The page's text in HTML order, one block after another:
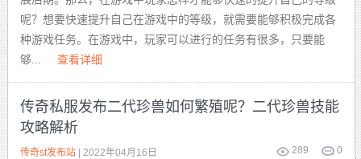
呢？想要快速提升自己在游戏中的等级，就需要能够积极完成各
种游戏任务。在游戏中，玩家可以进行的任务有很多，只要能
够...
查看详细
传奇私服发布二代珍兽如何繁殖呢？二代珍兽技能
攻略解析
289 0
传奇sf发布站 | 2022年04月16日